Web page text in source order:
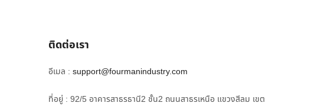
ติดต่อเรา
อีเมล : support@fourmanindustry.com
ที่อยู่ : 92/5 อาคารสาธรธานี2 ชั้น2 ถนนสาธรเหนือ แขวงสีลม เขต